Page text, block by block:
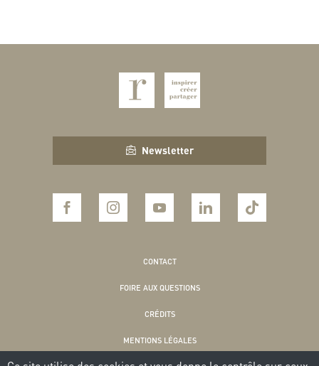
Newsletter
CONTACT
FOIRE AUX QUESTIONS
CRÉDITS
MENTIONS LÉGALES